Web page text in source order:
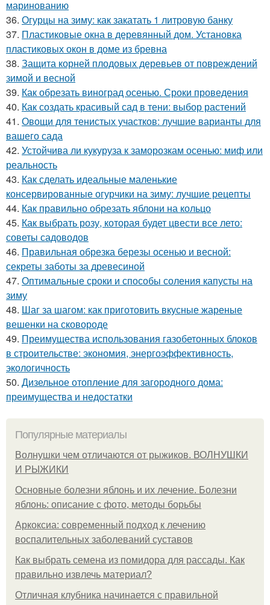
маринованию
36. Огурцы на зиму: как закатать 1 литровую банку
37. Пластиковые окна в деревянный дом. Установка
пластиковых окон в доме из бревна
38. Защита корней плодовых деревьев от повреждений
зимой и весной
39. Как обрезать виноград осенью. Сроки проведения
40. Как создать красивый сад в тени: выбор растений
41. Овощи для тенистых участков: лучшие варианты для
вашего сада
42. Устойчива ли кукуруза к заморозкам осенью: миф или
реальность
43. Как сделать идеальные маленькие
консервированные огурчики на зиму: лучшие рецепты
44. Как правильно обрезать яблони на кольцо
45. Как выбрать розу, которая будет цвести все лето:
советы садоводов
46. Правильная обрезка березы осенью и весной:
секреты заботы за древесиной
47. Оптимальные сроки и способы соления капусты на
зиму
48. Шаг за шагом: как приготовить вкусные жареные
вешенки на сковороде
49. Преимущества использования газобетонных блоков
в строительстве: экономия, энергоэффективность,
экологичность
50. Дизельное отопление для загородного дома:
преимущества и недостатки
Популярные материалы
Волнушки чем отличаются от рыжиков. ВОЛНУШКИ
И РЫЖИКИ
Основные болезни яблонь и их лечение. Болезни
яблонь: описание с фото, методы борьбы
Аркоксиа: современный подход к лечению
воспалительных заболеваний суставов
Как выбрать семена из помидора для рассады. Как
правильно извлечь материал?
Отличная клубника начинается с правильной